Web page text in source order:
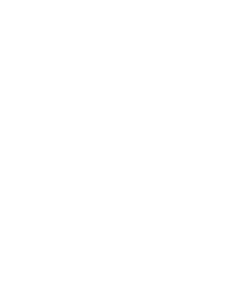
编号')
column_name='书籍名